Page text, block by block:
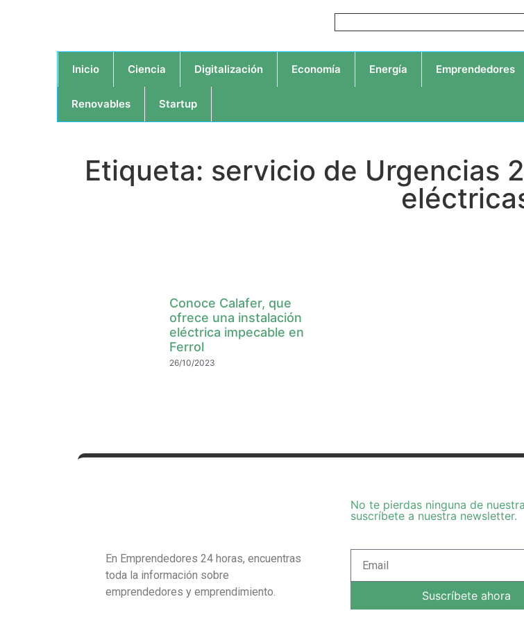
Inicio Ciencia Digitalización Economía Energía Emprendedores
Renovables Startup
Etiqueta: servicio de Urgencias
Conoce Calafer, que
ofrece una instalación
eléctrica impecable en
Ferrol
26/10/2023
En Emprendedores 24 horas, encuentras
toda la información sobre
emprendedores y emprendimiento.
No te pierdas ninguna de
suscríbete a nuestra newsletter.
Suscríbete ahora